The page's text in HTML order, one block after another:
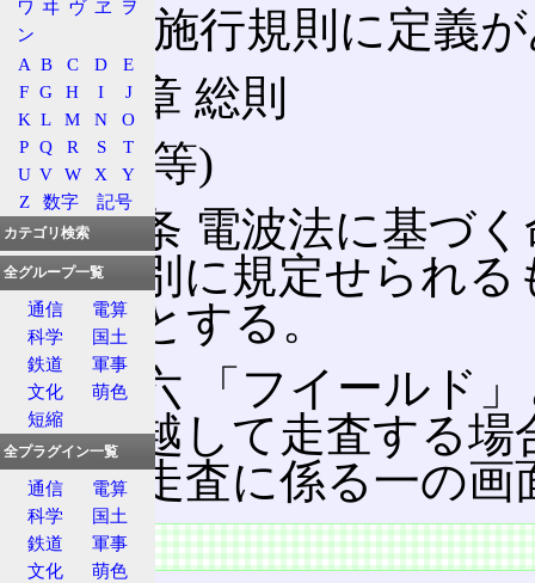
電波法施行規則に定義
第一章 総則
(定義等)
第二条 電波法に基づ
は、別に規定せられ
ものとする。
八十六 「フイールド
飛び越して走査する
する走査に係る一の画
特徴
ワ ヰ ヴ ヱ
ヲ
ン
A B C D
E
F G H I
J
K L M N
O
P Q R S
T
U V W X
Y
Z
数字 記号
カテゴリ検索
全グループ一覧
通信
電算
科学
国土
鉄道
軍事
文化
萌色
短縮
全プラグイン一覧
通信
電算
科学
国土
鉄道
軍事
文化
萌色